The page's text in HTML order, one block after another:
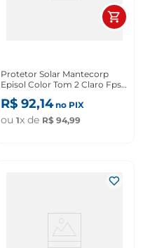
Protetor Solar Mantecorp
Episol Color Tom 2 Claro Fps
70 40ml
R$ 92,14no PIX
ou 1x de R$ 94,99